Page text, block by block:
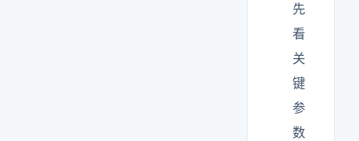
先
看
关
键
参
数